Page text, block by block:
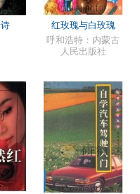
红玫瑰与白玫瑰
呼和浩特：内蒙古
人民出版社